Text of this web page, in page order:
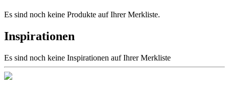
Es sind noch keine Produkte auf Ihrer Merkliste.
Inspirationen
Es sind noch keine Inspirationen auf Ihrer Merkliste